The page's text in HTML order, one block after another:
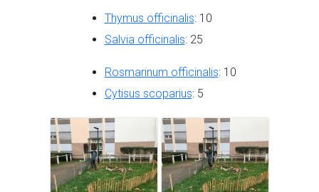
Thymus officinalis: 10
Salvia officinalis: 25
Rosmarinum officinalis: 10
Cytisus scoparius: 5